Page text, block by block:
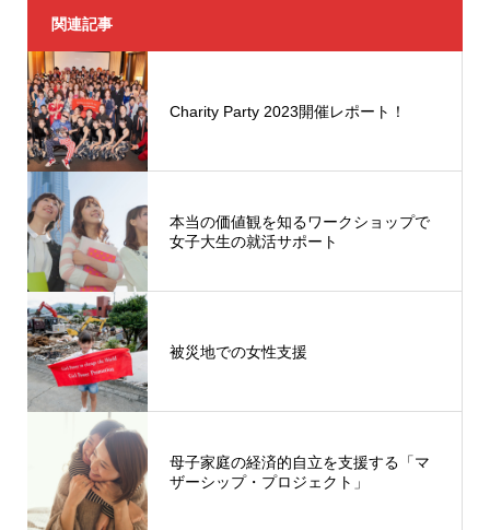
関連記事
Charity Party 2023開催レポート！
本当の価値観を知るワークショップで
女子大生の就活サポート
被災地での女性支援
母子家庭の経済的自立を支援する「マ
ザーシップ・プロジェクト」